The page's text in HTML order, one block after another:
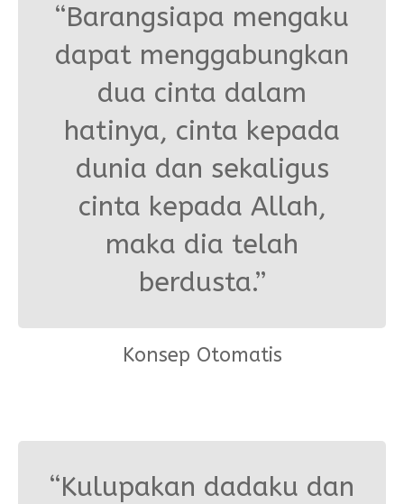
“Barangsiapa mengaku
dapat menggabungkan
dua cinta dalam
hatinya, cinta kepada
dunia dan sekaligus
cinta kepada Allah,
maka dia telah
berdusta.”
Konsep Otomatis
“Kulupakan dadaku dan